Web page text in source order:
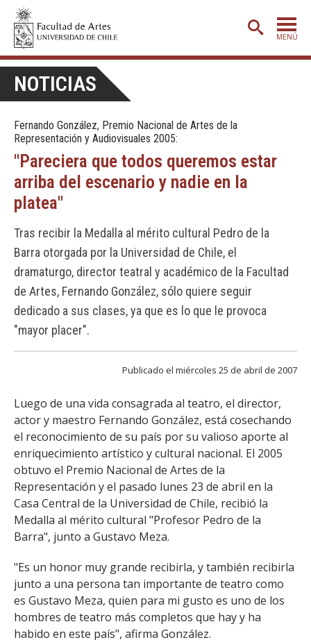
MENÚ
ADMISIÓN
ETAPA BÁSICA
CARRERAS
POSTGRADO
CREACIÓNE INVESTIGACIÓN
DEPARTAMENTOS
FACULTAD
Estudiantes Funcionarias/os
Egresadas/os
NOTICIAS
Fernando González, Premio Nacional de Artes de la
Representación y Audiovisuales 2005:
"Pareciera que todos queremos estar
arriba del escenario y nadie en la
platea"
Tras recibir la Medalla al mérito cultural Pedro de la
Barra otorgada por la Universidad de Chile, el
dramaturgo, director teatral y académico de la Facultad
de Artes, Fernando González, sólo quiere seguir
dedicado a sus clases, ya que es lo que le provoca
"mayor placer".
Publicado el miércoles 25 de abril de 2007
Luego de una vida consagrada al teatro, el director,
actor y maestro Fernando González, está cosechando
el reconocimiento de su país por su valioso aporte al
enriquecimiento artístico y cultural nacional. El 2005
obtuvo el Premio Nacional de Artes de la
Representación y el pasado lunes 23 de abril en la
Casa Central de la Universidad de Chile, recibió la
Medalla al mérito cultural "Profesor Pedro de la
Barra", junto a Gustavo Meza.
"Es un honor muy grande recibirla, y también recibirla
junto a una persona tan importante de teatro como
es Gustavo Meza, quien para mi gusto es uno de los
hombres de teatro más completos que hay y ha
habido en este país", afirma González.